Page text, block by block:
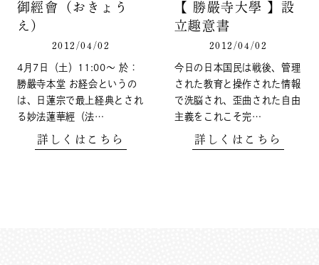
御經會（おきょう
え）
2012/04/02
4月7日（土）11:00〜 於：
勝嚴寺本堂 お経会というの
は、日蓮宗で最上経典とされ
る妙法蓮華經（法…
詳しくはこちら
【 勝嚴寺大學 】設
立趣意書
2012/04/02
今日の日本国民は戦後、管理
された教育と操作された情報
で洗脳され、歪曲された自由
主義をこれこそ完…
詳しくはこちら